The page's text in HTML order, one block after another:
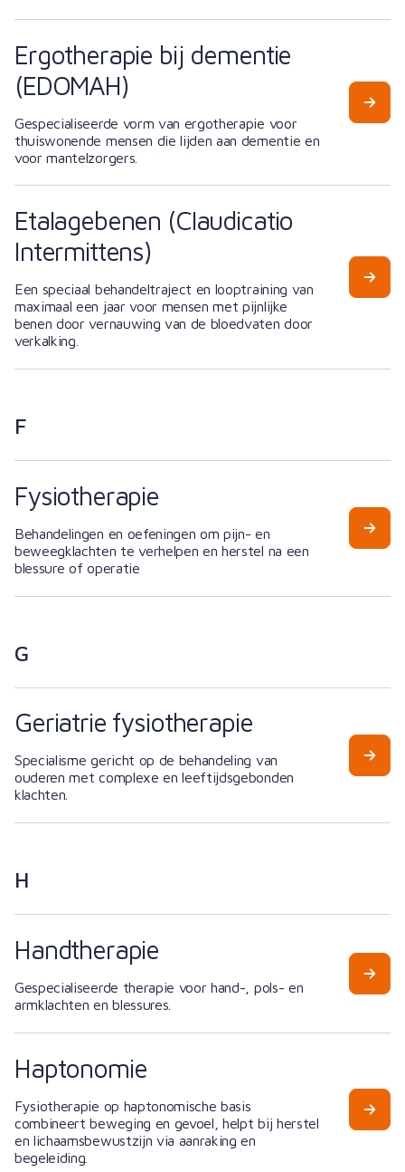
Ergotherapie bij dementie
(EDOMAH)
Gespecialiseerde vorm van ergotherapie voor
thuiswonende mensen die lijden aan dementie en
voor mantelzorgers.
Etalagebenen (Claudicatio
Intermittens)
Een speciaal behandeltraject en looptraining van
maximaal een jaar voor mensen met pijnlijke
benen door vernauwing van de bloedvaten door
verkalking.
F
Fysiotherapie
Behandelingen en oefeningen om pijn- en
beweegklachten te verhelpen en herstel na een
blessure of operatie
G
Geriatrie fysiotherapie
Specialisme gericht op de behandeling van
ouderen met complexe en leeftijdsgebonden
klachten.
H
Handtherapie
Gespecialiseerde therapie voor hand-, pols- en
armklachten en blessures.
Haptonomie
Fysiotherapie op haptonomische basis
combineert beweging en gevoel, helpt bij herstel
en lichaamsbewustzijn via aanraking en
begeleiding.